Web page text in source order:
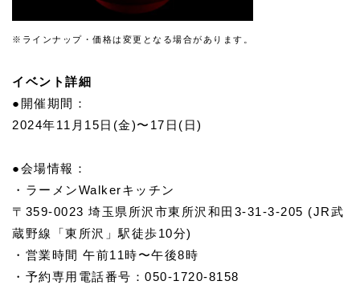
※ラインナップ・価格は変更となる場合があります。
イベント詳細
●開催期間：
2024年11月15日(金)〜17日(日)
●会場情報：
・ラーメンWalkerキッチン
〒359-0023 埼玉県所沢市東所沢和田3-31-3-205 (JR武
蔵野線「東所沢」駅徒歩10分)
・営業時間 午前11時〜午後8時
・予約専用電話番号：050-1720-8158